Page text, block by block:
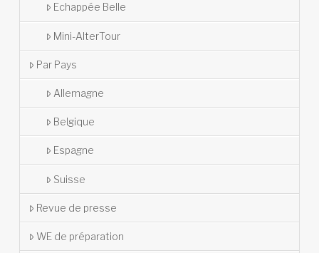
Echappée Belle
Mini-AlterTour
Par Pays
Allemagne
Belgique
Espagne
Suisse
Revue de presse
WE de préparation